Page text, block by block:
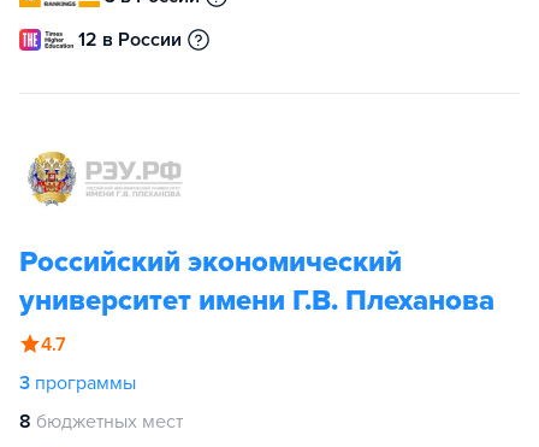
12 в России
Российский экономический
университет имени Г.В. Плеханова
4.7
3 программы
8 бюджетных мест